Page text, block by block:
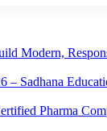
Modern,
– Sadhana
Pharma